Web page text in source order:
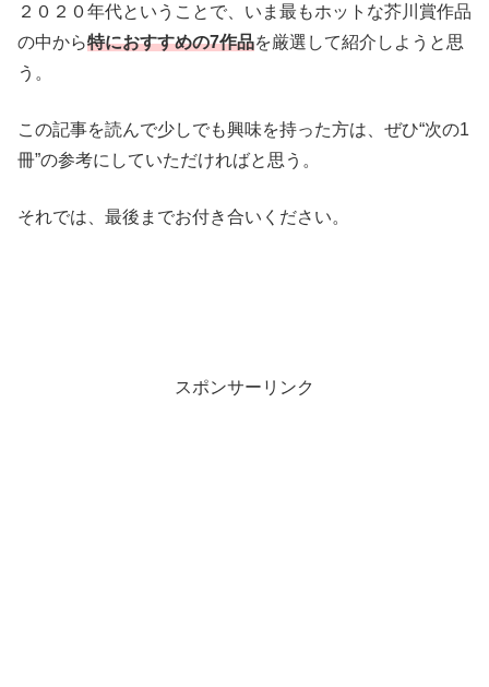
２０２０年代ということで、いま最もホットな芥川賞作品
の中から特におすすめの7作品を厳選して紹介しようと思
う。
この記事を読んで少しでも興味を持った方は、ぜひ“次の1
冊”の参考にしていただければと思う。
それでは、最後までお付き合いください。
スポンサーリンク